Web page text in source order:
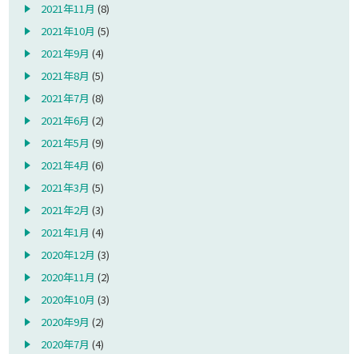
2021年11月 (8)
2021年10月 (5)
2021年9月 (4)
2021年8月 (5)
2021年7月 (8)
2021年6月 (2)
2021年5月 (9)
2021年4月 (6)
2021年3月 (5)
2021年2月 (3)
2021年1月 (4)
2020年12月 (3)
2020年11月 (2)
2020年10月 (3)
2020年9月 (2)
2020年7月 (4)